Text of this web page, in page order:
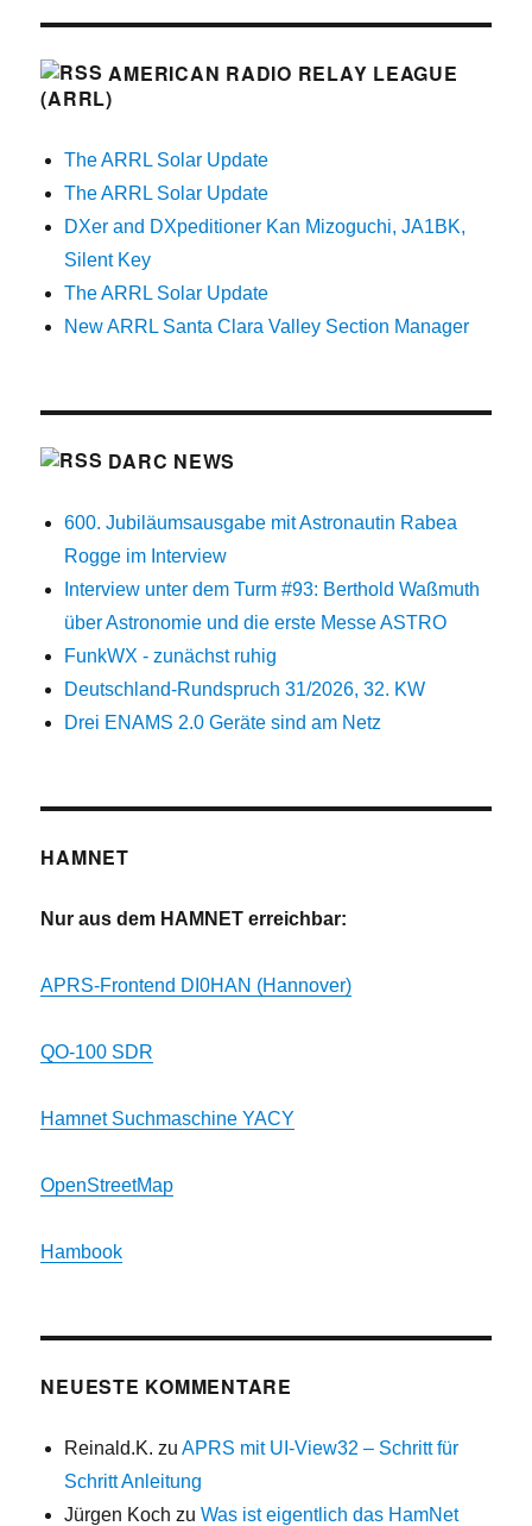
AMERICAN RADIO RELAY LEAGUE
(ARRL)
The ARRL Solar Update
The ARRL Solar Update
DXer and DXpeditioner Kan Mizoguchi, JA1BK,
Silent Key
The ARRL Solar Update
New ARRL Santa Clara Valley Section Manager
DARC NEWS
600. Jubiläumsausgabe mit Astronautin Rabea
Rogge im Interview
Interview unter dem Turm #93: Berthold Waßmuth
über Astronomie und die erste Messe ASTRO
FunkWX - zunächst ruhig
Deutschland-Rundspruch 31/2026, 32. KW
Drei ENAMS 2.0 Geräte sind am Netz
HAMNET
Nur aus dem HAMNET erreichbar:
APRS-Frontend DI0HAN (Hannover)
QO-100 SDR
Hamnet Suchmaschine YACY
OpenStreetMap
Hambook
NEUESTE KOMMENTARE
Reinald.K. zuAPRS mit UI-View32 – Schritt für
Schritt Anleitung
Jürgen Koch zuWas ist eigentlich das HamNet